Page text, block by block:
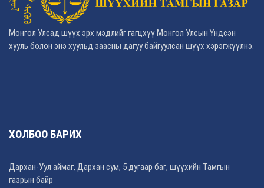
Монгол Улсад шүүх эрх мэдлийг гагцхүү Монгол Улсын Үндсэн
хууль болон энэ хуульд заасны дагуу байгуулсан шүүх хэрэгжүүлнэ.
ХОЛБОО БАРИХ
Дархан-Уул аймаг, Дархан сум, 5 дугаар баг, шүүхийн Тамгын
газрын байр